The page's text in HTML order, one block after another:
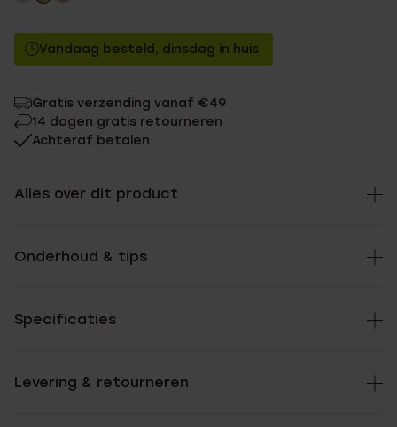
Vandaag besteld, dinsdag in huis
Gratis verzending vanaf €49
14 dagen gratis retourneren
Achteraf betalen
Alles over dit product
Onderhoud & tips
Specificaties
Levering & retourneren